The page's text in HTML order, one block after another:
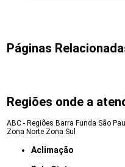
Páginas
Regiões onde a
ABC - Regiões Barra Funda São
Zona Norte Zona Sul
Aclimação